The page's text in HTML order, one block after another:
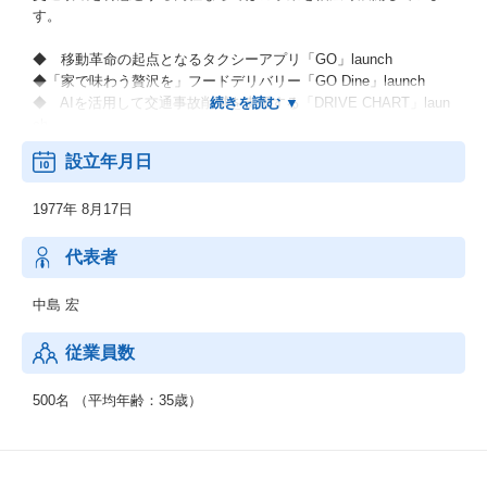
す。
◆ 移動革命の起点となるタクシーアプリ「GO」launch
◆「家で味わう贅沢を」フードデリバリー「GO Dine」launch
◆ AIを活用して交通事故削減を支援する「DRIVE CHART」laun
◆トラフィックデータ活用基盤を開発する空間情報プロジェクト
等
タクシーアプリ「GO」はコロナ禍においても実車数が過去最高を
更新し、堅調に成長しています。
設立年月日
1977年 8月17日
代表者
中島 宏
従業員数
500名 （平均年齢：35歳）